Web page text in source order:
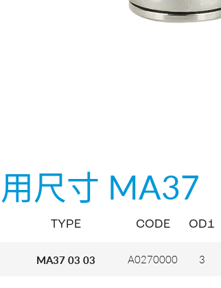
尺寸 MA37
TYPE CODE OD1
MA37 03 03 A0270000 3